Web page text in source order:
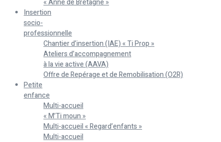
« Anne de Bretagne »
Insertion
socio-
professionnelle
Chantier d’insertion (IAE) « Ti Prop »
Ateliers d’accompagnement
à la vie active (AAVA)
Offre de Repérage et de Remobilisation (O2R)
Petite
enfance
Multi-accueil
« M’Ti moun »
Multi-accueil « Regard’enfants »
Multi-accueil